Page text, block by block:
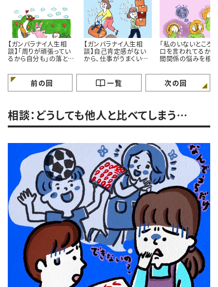
【ガンバラナイ人生相
談】「周りが頑張ってい
るから自分も」の落とし
けていますか？
【ガンバラナイ人生相
談】自己肯定感がない
から、仕事がうまくいき
「私のいないところ
口を言われてるかも
間関係の悩みを根っ
ガンバラナイ人生相
前の回 一覧 次の回
相談：どうしても他人と比べてしまう…